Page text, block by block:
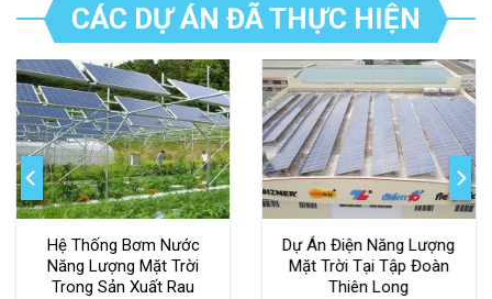
CÁC DỰ ÁN ĐÃ THỰC HIỆN
Bơm Nước
Lượng Mặt Trời
Sản Xuất Rau
Dự Án Điện Năng Lượng
Mặt Trời Tại Tập Đoàn
Thiên Long